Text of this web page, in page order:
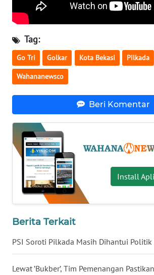
Tag:
Go Tri Golkar Kota Bekasi Pilkada
Wahananewsco
Beri Komentar
Install
Berita Terkait
PSI Soroti Pilkada Masih Dihantui Politik
Lewat ’Bukber’, Tim Pemenangan
WN
JATENG
WN
WN
JOGJA
WN
JATIM
WN
BALI
WN
KALBAR